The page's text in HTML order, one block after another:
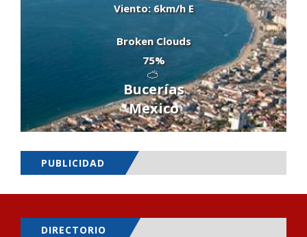
Viento: 6km/h E
Broken Clouds
75%
Bucerías
Mexico
PUBLICIDAD
DIRECTORIO